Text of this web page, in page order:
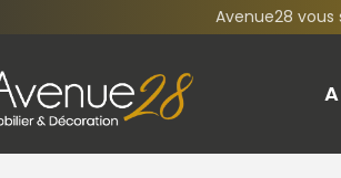
Avenue28